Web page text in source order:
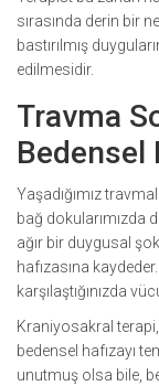
sırasında derin bir
bastırılmış
edilmesidir.
Travma
Bedensel
Yaşadığımız
bağ dokularımızda
ağır bir duygusal
hafızasına
karşılaştığınızda
Kraniyosakral terapi,
bedensel hafızayı
unutmuş olsa bile,